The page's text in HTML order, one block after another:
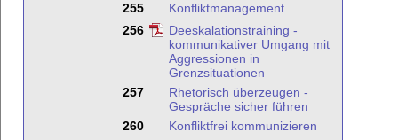
255
Konfliktmanagement
256
Deeskalationstraining -
kommunikativer Umgang mit
Aggressionen in
Grenzsituationen
257
Rhetorisch überzeugen -
Gespräche sicher führen
260
Konfliktfrei kommunizieren